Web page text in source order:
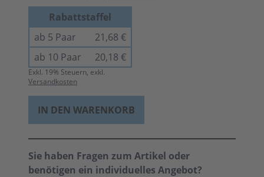
Rabattstaffel
ab 5 Paar
21,68 €
ab 10 Paar
20,18 €
Exkl. 19% Steuern, exkl.
Versandkosten
IN DEN WARENKORB
Sie haben Fragen zum Artikel oder
benötigen ein individuelles Angebot?